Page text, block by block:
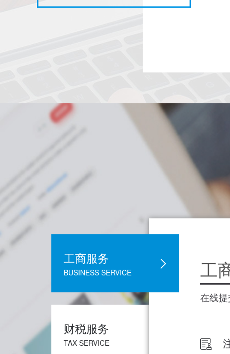
工商服务
BUSINESS SERVICE
财税服务
TAX SERVICE
工
在线